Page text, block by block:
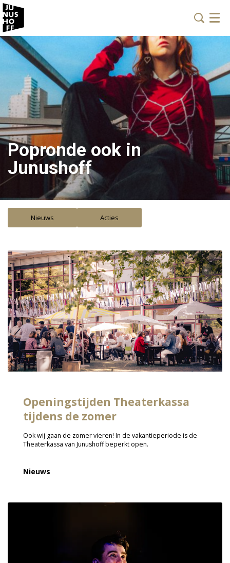
Menu
Popronde ook in
Junushoff
Nieuws Acties
Openingstijden Theaterkassa
tijdens de zomer
Ook wij gaan de zomer vieren! In de vakantieperiode is de
Theaterkassa van Junushoff beperkt open.
Nieuws